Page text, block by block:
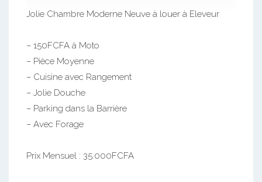
Jolie Chambre Moderne Neuve à louer à Eleveur
– 150FCFA à Moto
– Pièce Moyenne
– Cuisine avec Rangement
– Jolie Douche
– Parking dans la Barrière
– Avec Forage
Prix Mensuel : 35.000FCFA